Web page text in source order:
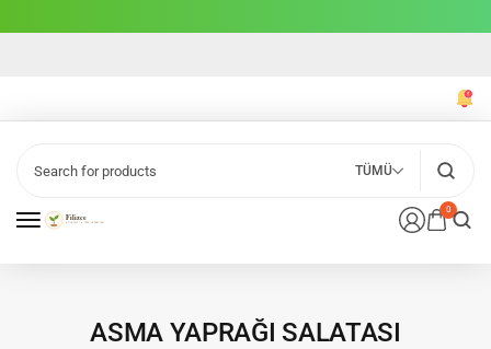
0
TÜMÜ
ASMA YAPRAĞI SALATASI